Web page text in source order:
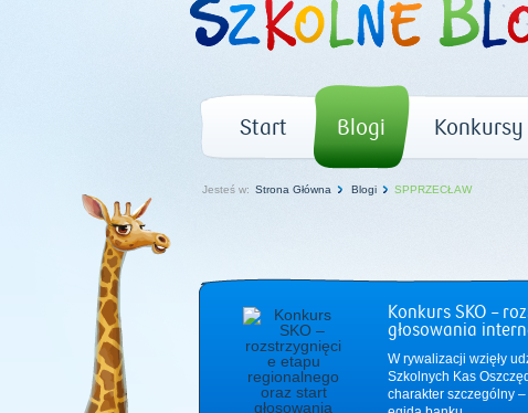
Start Blogi Konkursy
Jesteś w: Strona Główna Blogi SPPRZECŁAW
Konkurs SKO –
głosowania
W rywalizacji wzięły
Szkolnych Kas
charakter szczególny